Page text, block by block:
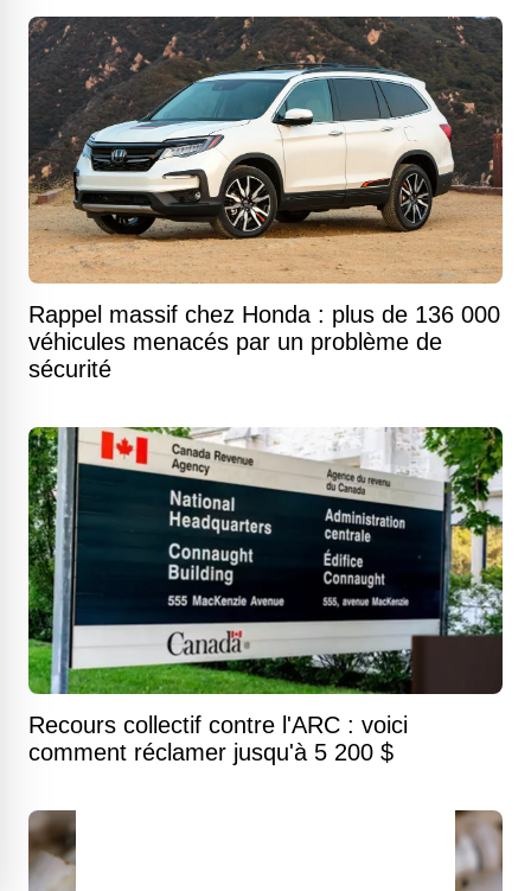
Rappel massif chez Honda : plus de 136 000
véhicules menacés par un problème de
sécurité
Recours collectif contre l'ARC : voici
comment réclamer jusqu'à 5 200 $